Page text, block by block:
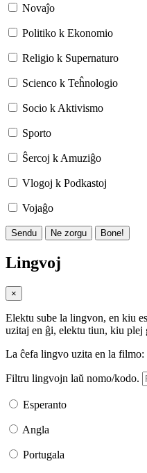
Novaĵo
Politiko k Ekonomio
Religio k Supernaturo
Scienco k Teĥnologio
Socio k Aktivismo
Sporto
Ŝercoj k Amuziĝo
Vlogoj k Podkastoj
Vojaĝo
Sendu Ne zorgu Bone!
Lingvoj
×
Elektu sube la lingvon, en kiu
uzitaj en ĝi, elektu tiun, kiu plej
La ĉefa lingvo uzita en la filmo:
Filtru lingvojn laŭ nomo/kodo.
Esperanto
Angla
Portugala